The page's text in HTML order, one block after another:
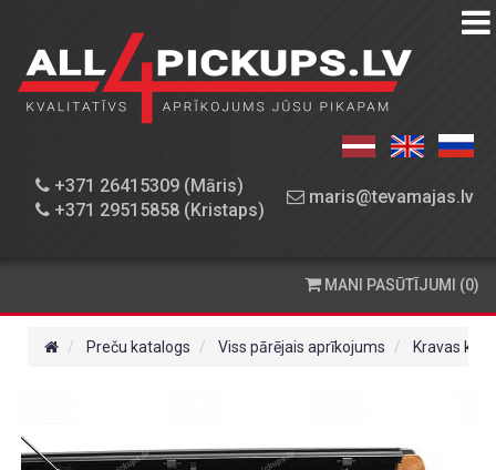
+371 26415309 (Māris)
+371 29515858 (Kristaps)
maris@tevamajas.lv
PREČU
KATALOGS
PIEGĀDE
MANI PASŪTĪJUMI (0)
Preču katalogs Viss pārējais aprīkojums Kravas